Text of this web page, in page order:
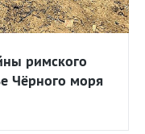
римского
Чёрного моря